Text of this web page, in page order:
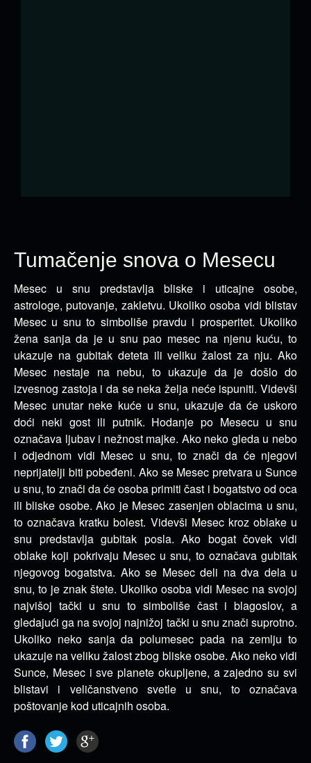
Tumačenje snova o Mesecu
Mesec u snu predstavlja bliske i uticajne osobe,
astrologe, putovanje, zakletvu. Ukoliko osoba vidi blistav
Mesec u snu to simboliše pravdu i prosperitet. Ukoliko
žena sanja da je u snu pao mesec na njenu kuću, to
ukazuje na gubitak deteta ili veliku žalost za nju. Ako
Mesec nestaje na nebu, to ukazuje da je došlo do
izvesnog zastoja i da se neka želja neće ispuniti. Videvši
Mesec unutar neke kuće u snu, ukazuje da će uskoro
doći neki gost ili putnik. Hodanje po Mesecu u snu
označava ljubav i nežnost majke. Ako neko gleda u nebo
i odjednom vidi Mesec u snu, to znači da će njegovi
neprijatelji biti pobeđeni. Ako se Mesec pretvara u Sunce
u snu, to znači da će osoba primiti čast i bogatstvo od oca
ili bliske osobe. Ako je Mesec zasenjen oblacima u snu,
to označava kratku bolest. Videvši Mesec kroz oblake u
snu predstavlja gubitak posla. Ako bogat čovek vidi
oblake koji pokrivaju Mesec u snu, to označava gubitak
njegovog bogatstva. Ako se Mesec deli na dva dela u
snu, to je znak štete. Ukoliko osoba vidi Mesec na svojoj
najvišoj tački u snu to simboliše čast i blagoslov, a
gledajući ga na svojoj najnižoj tački u snu znači suprotno.
Ukoliko neko sanja da polumesec pada na zemlju to
ukazuje na veliku žalost zbog bliske osobe. Ako neko vidi
Sunce, Mesec i sve planete okupljene, a zajedno su svi
blistavi i veličanstveno svetle u snu, to označava
poštovanje kod uticajnih osoba.